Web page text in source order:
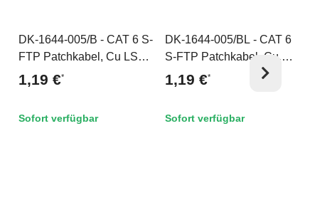
Top
DK-1644-005/B - CAT 6 S-
FTP Patchkabel, Cu LSZH
AWG 27/7, 0,5 m, Blau
1,19 €*
Sofort verfügbar
Top
DK-1644-005/BL - CAT 6
S-FTP Patchkabel, Cu,
LSZH AWG 27/7, 0,5 m,
Schwarz
1,19 €*
Sofort verfügbar